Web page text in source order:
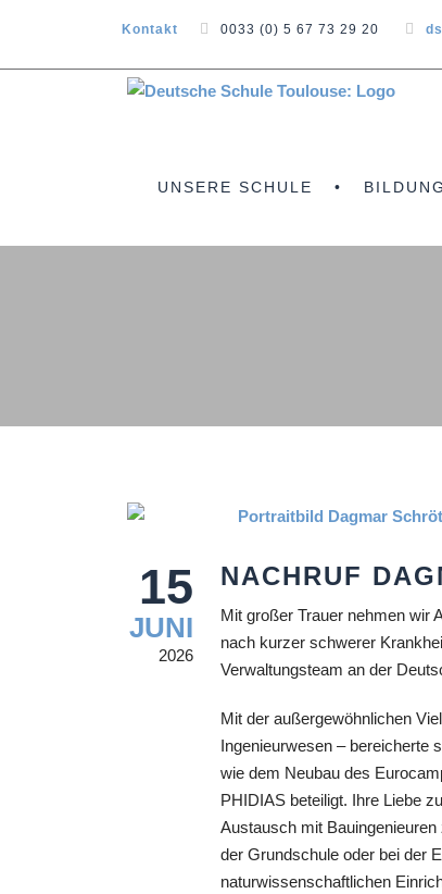
Kontakt 0033 (0) 5 67 73 29 20
UNSERE SCHULE
15
JUNI
2026
NACHRUF
Mit großer Trauer nehmen wir
nach kurzer schwerer
Verwaltungsteam an der
Mit der außergewöhnlichen
Ingenieurwesen – bereicherte
wie dem Neubau des
PHIDIAS beteiligt. Ihre Liebe
Austausch mit
der Grundschule oder bei der
naturwissenschaftlichen